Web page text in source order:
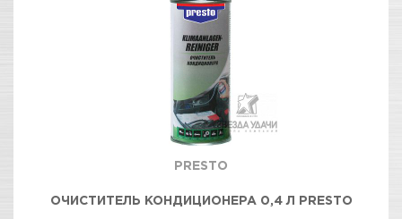
PRESTO
ОЧИСТИТЕЛЬ КОНДИЦИОНЕРА 0,4 Л PRESTO